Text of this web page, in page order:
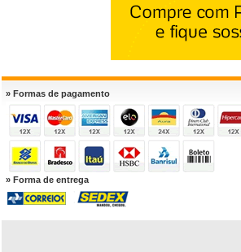
» Formas de pagamento
» Forma de entrega